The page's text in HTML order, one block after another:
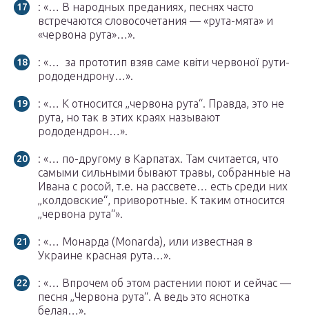
: «… В народных преданиях, песнях часто
встречаются словосочетания — «рута-мята» и
«червона рута»…».
: «… за прототип взяв саме квіти червоної рути-
рододендрону…».
: «… К относится „червона рута“. Правда, это не
рута, но так в этих краях называют
рододендрон…».
: «… по-другому в Карпатах. Там считается, что
самыми сильными бывают травы, собранные на
Ивана с росой, т.е. на рассвете… есть среди них
„колдовские“, приворотные. К таким относится
„червона рута“».
: «… Монарда (Monarda), или известная в
Украине красная рута…».
: «… Впрочем об этом растении поют и сейчас —
песня „Червона рута“. А ведь это яснотка
белая…».